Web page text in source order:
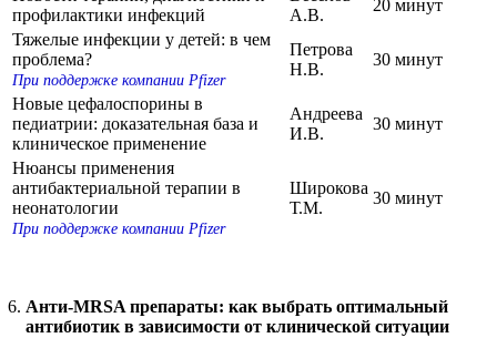
профилактики инфекций
А.В.
20 минут
Тяжелые инфекции у детей: в чем
проблема?
При поддержке компании Pfizer
Петрова
Н.В.
30 минут
Новые цефалоспорины в
педиатрии: доказательная база и
клиническое применение
Андреева
И.В.
30 минут
Нюансы применения
антибактериальной терапии в
неонатологии
При поддержке компании Pfizer
Широкова
Т.М.
30 минут
Анти-MRSA препараты: как выбрать оптимальный
антибиотик в зависимости от клинической ситуации